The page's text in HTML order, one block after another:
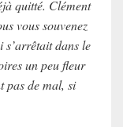
quitté. Clément
vous souvenez
dans le
un peu fleur
pas de mal, si